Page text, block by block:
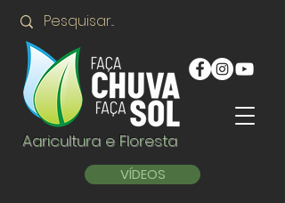
Agricultura e Floresta
VÍDEOS